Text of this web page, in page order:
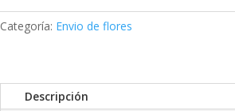
Categoría: Envio de flores
Descripción